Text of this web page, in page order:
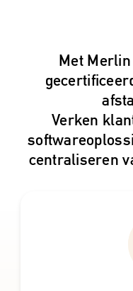
Met
Verken
centraliseren